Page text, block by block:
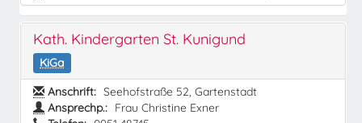
Kath. Kindergarten St. Kunigund
KiGa
Anschrift: Seehofstraße 52, Gartenstadt
Ansprechp.: Frau Christine Exner